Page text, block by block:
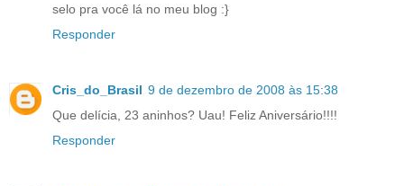
selo pra você lá no meu blog :}
Responder
Cris_do_Brasil 9 de dezembro de 2008 às 15:38
Que delícia, 23 aninhos? Uau! Feliz Aniversário!!!!
Responder